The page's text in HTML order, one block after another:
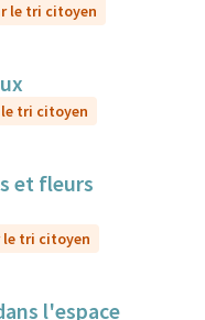
le tri citoyen
tri citoyen
et fleurs
le tri citoyen
l'espace